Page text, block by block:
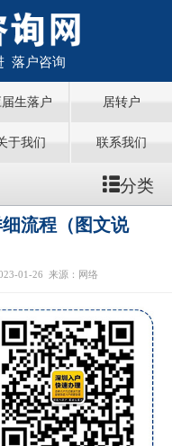
落户咨询
生落户 居转户
于我们 联系我们
分类
流程（图文说
01-26 来源：网络